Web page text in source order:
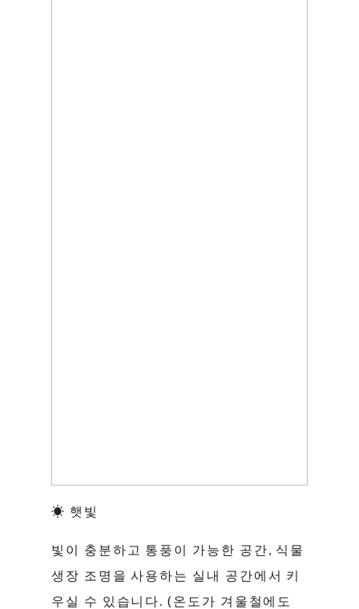
☀ 햇빛
빛이 충분하고 통풍이 가능한 공간, 식물
생장 조명을 사용하는 실내 공간에서 키
우실 수 있습니다. (온도가 겨울철에도